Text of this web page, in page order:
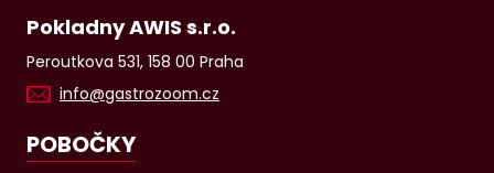
Pokladny AWIS s.r.o.
Peroutkova 531, 158 00 Praha
info@gastrozoom.cz
POBOČKY